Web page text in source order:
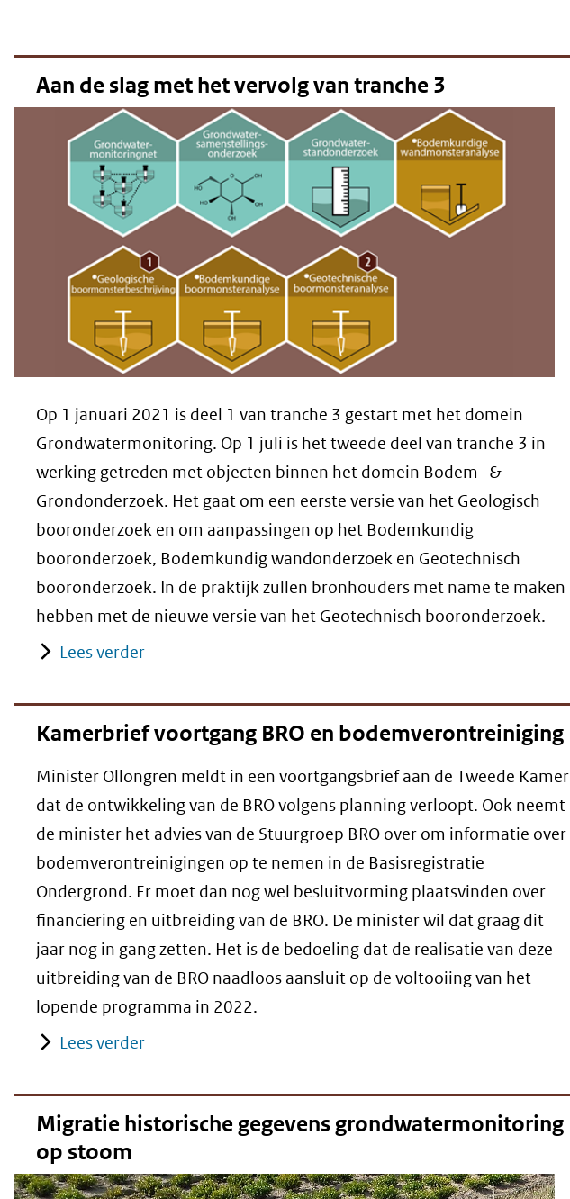
Aan de slag met het vervolg van tranche 3
Op 1 januari 2021 is deel 1 van tranche 3 gestart met het domein
Grondwatermonitoring. Op 1 juli is het tweede deel van tranche 3 in
werking getreden met objecten binnen het domein Bodem- &
Grondonderzoek. Het gaat om een eerste versie van het Geologisch
booronderzoek en om aanpassingen op het Bodemkundig
booronderzoek, Bodemkundig wandonderzoek en Geotechnisch
booronderzoek. In de praktijk zullen bronhouders met name te maken
hebben met de nieuwe versie van het Geotechnisch booronderzoek.
Lees verder
Kamerbrief voortgang BRO en bodemverontreiniging
Minister Ollongren meldt in een voortgangsbrief aan de Tweede Kamer
dat de ontwikkeling van de BRO volgens planning verloopt. Ook neemt
de minister het advies van de Stuurgroep BRO over om informatie over
bodemverontreinigingen op te nemen in de Basisregistratie
Ondergrond. Er moet dan nog wel besluitvorming plaatsvinden over
financiering en uitbreiding van de BRO. De minister wil dat graag dit
jaar nog in gang zetten. Het is de bedoeling dat de realisatie van deze
uitbreiding van de BRO naadloos aansluit op de voltooiing van het
lopende programma in 2022.
Lees verder
Migratie historische gegevens grondwatermonitoring
op stoom